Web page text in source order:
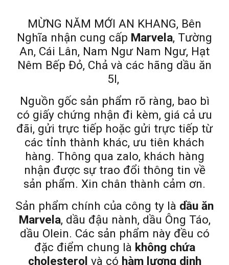
MỪNG NĂM MỚI AN KHANG, Bên
Nghĩa nhận cung cấp Marvela, Tường
An, Cái Lân, Nam Ngư Nam Ngư, Hạt
Nêm Bếp Đỏ, Chả và các hãng dầu ăn
5l,
Nguồn gốc sản phẩm rõ ràng, bao bì
có giấy chứng nhận đi kèm, giá cả ưu
đãi, gửi trực tiếp hoặc gửi trực tiếp từ
các tỉnh thành khác, ưu tiên khách
hàng. Thông qua zalo, khách hàng
nhận được sự trao đổi thông tin về
sản phẩm. Xin chân thành cảm ơn.
Sản phẩm chính của công ty là dầu ăn
Marvela, dầu đậu nành, dầu Ông Táo,
dầu Olein. Các sản phẩm này đều có
đặc điểm chung là không chứa
cholesterol và có hàm lượng dinh